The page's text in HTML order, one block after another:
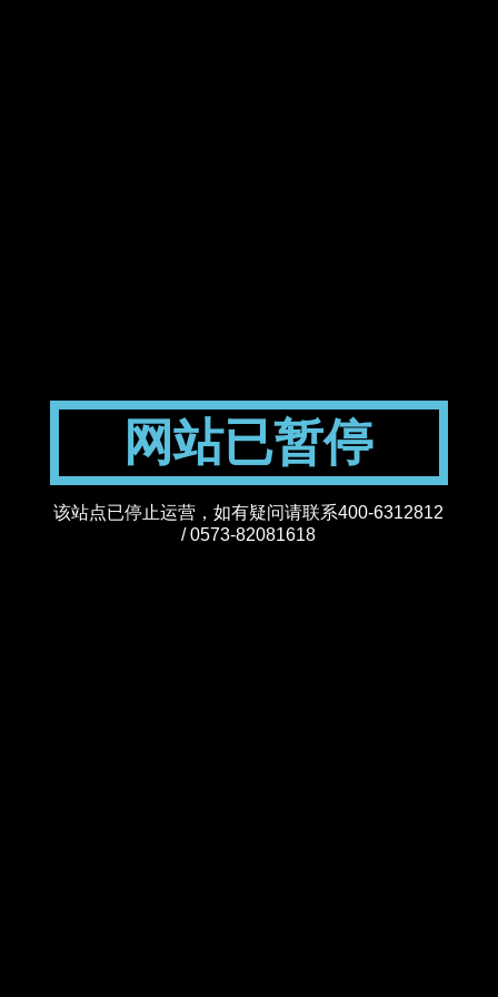
网站已暂停
该站点已停止运营，如有疑问请联系400-6312812
/ 0573-82081618